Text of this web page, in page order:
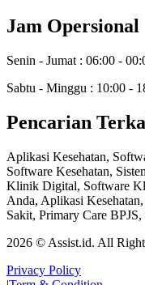
Jam Opersional
Senin - Jumat : 06:00 -
Sabtu - Minggu : 10:00 -
Pencarian
Aplikasi Kesehatan,
Software Kesehatan,
Klinik Digital, Software
Anda, Aplikasi
Sakit, Primary Care
2026 © Assist.id. All
Privacy Policy